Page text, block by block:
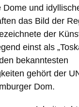
Dome und
das Bild der
der
einst als
bekanntesten
gehört der
Dom.